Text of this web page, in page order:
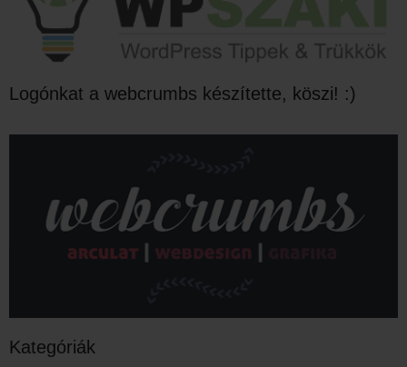
Logónkat a webcrumbs készítette, köszi! :)
Kategóriák